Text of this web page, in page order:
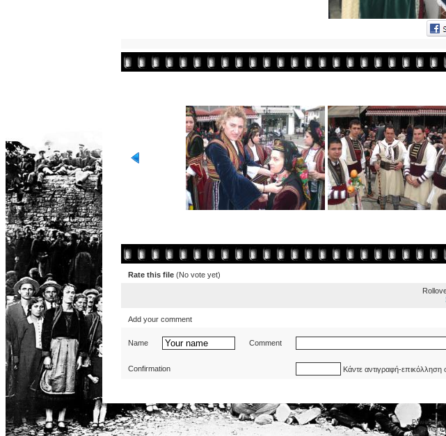
Rate this file (No vote yet)
Add your comment
Name Comment
Confirmation Κάντε αντιγραφή-
Powered by
Ported